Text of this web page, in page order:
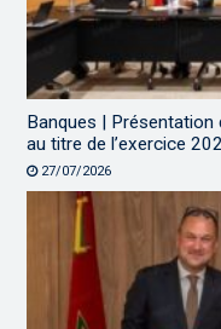
Banques |
au titre de l’exercice
27/07/2026